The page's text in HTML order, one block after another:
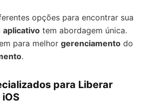
opções para encontrar sua
aplicativo tem abordagem única.
para melhor gerenciamento do
.
para Liberar